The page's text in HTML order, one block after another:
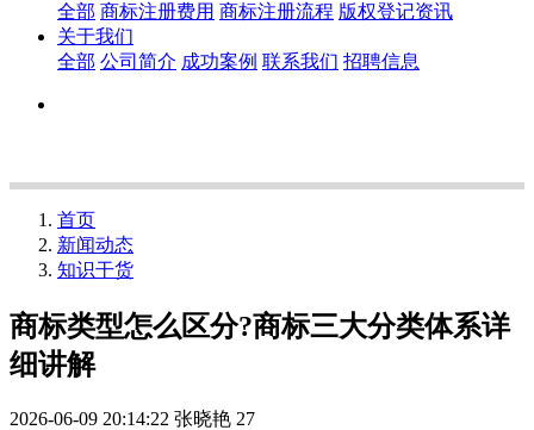
全部 商标注册费用 商标注册流程 版权登记资讯
关于我们
全部 公司简介 成功案例 联系我们 招聘信息
首页
新闻动态
知识干货
商标类型怎么区分?商标三大分类体系详
细讲解
2026-06-09 20:14:22 张晓艳 27